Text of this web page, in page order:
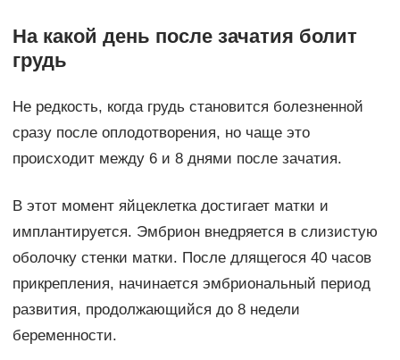
На какой день после зачатия болит
грудь
Не редкость, когда грудь становится болезненной
сразу после оплодотворения, но чаще это
происходит между 6 и 8 днями после зачатия.
В этот момент яйцеклетка достигает матки и
имплантируется. Эмбрион внедряется в слизистую
оболочку стенки матки. После длящегося 40 часов
прикрепления, начинается эмбриональный период
развития, продолжающийся до 8 недели
беременности.